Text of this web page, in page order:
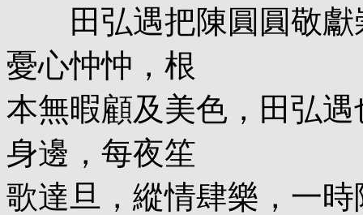
田弘遇把陳圓圓敬獻
憂心忡忡，根
本無暇顧及美色，田弘
身邊，每夜笙
歌達旦，縱情肆樂，一